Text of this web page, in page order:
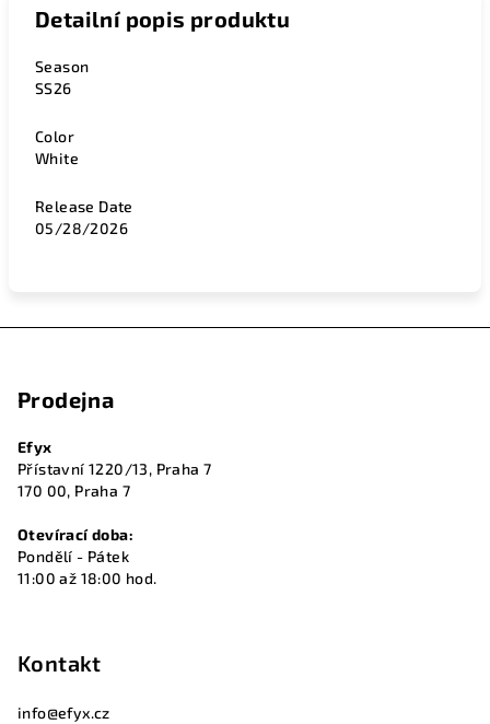
Detailní popis produktu
Season
SS26
Color
White
Release Date
05/28/2026
Prodejna
Efyx
Přístavní 1220/13, Praha 7
170 00, Praha 7
Otevírací doba:
Pondělí - Pátek
11:00 až 18:00 hod.
Kontakt
info@efyx.cz